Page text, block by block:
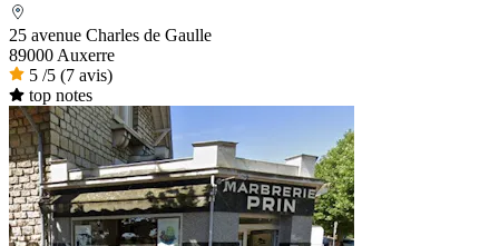
25 avenue Charles de Gaulle
89000 Auxerre
5 /5 (7 avis)
top notes